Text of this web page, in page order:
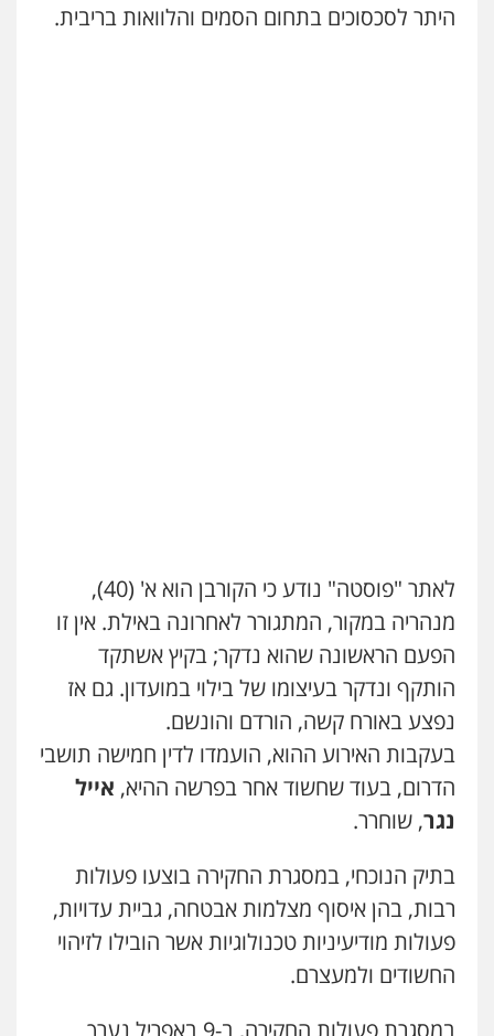
עו"ד שאדי נאטור
0544723840
עו"ד ראוף נג'אר
פלילי עורכי דין לענייני אסירים מעצרים
0548009246
דוד אפרים משרד עורכי דין
פלילי צווארון לבן מס הכנסה מע"מ
עדי כרמלי – חברת עו"ד
פלילי כלכלי עורכי דין לענייני אסירים
0525060666
גיא זהבי משרד עורכי דין
היתר לסכסוכים בתחום הסמים והלוואות בריבית.
לאתר "פוסטה" נודע כי הקורבן הוא א' (40),
מנהריה במקור, המתגורר לאחרונה באילת. אין זו
הפעם הראשונה שהוא נדקר; בקיץ אשתקד
הותקף ונדקר בעיצומו של בילוי במועדון. גם אז
נפצע באורח קשה, הורדם והונשם.
בעקבות האירוע ההוא, הועמדו לדין חמישה תושבי
הדרום, בעוד שחשוד אחר בפרשה ההיא, אייל
נגר, שוחרר.
בתיק הנוכחי, במסגרת החקירה בוצעו פעולות
רבות, בהן איסוף מצלמות אבטחה, גביית עדויות,
פעולות מודיעיניות טכנולוגיות אשר הובילו לזיהוי
החשודים ולמעצרם.
במסגרת פעולות החקירה, ב-9 באפריל נערך
עו"ד אייל אביטל
פלילי פשיעה חמורה מעצרים וחקירות
עו"ד רונן בנדל
משפט פלילי פשיעה חמורה פלילי
0524282442
כבריאן, מזר – משרד עורכי דין